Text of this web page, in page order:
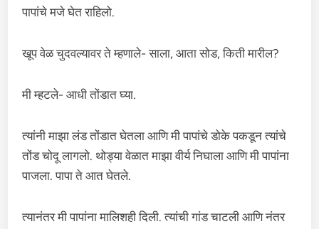
पापांचे मजे घेत राहिलो.
खूप वेळ चुदवल्यावर ते म्हणाले- साला, आता सोड, किती मारील?
मी म्हटले- आधी तोंडात घ्या.
त्यांनी माझा लंड तोंडात घेतला आणि मी पापांचे डोके पकडून त्यांचे
तोंड चोदू लागलो. थोड्या वेळात माझा वीर्य निघाला आणि मी पापांना
पाजला. पापा ते आत घेतले.
त्यानंतर मी पापांना मालिशही दिली. त्यांची गांड चाटली आणि नंतर